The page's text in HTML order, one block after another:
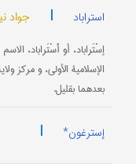
استراباد | جواد
إسْتَراباد، أو أَسْتَراباد،
الإسلامیة الأولی، و مرکز
بعدهما بقلیل.
إسترغون* |